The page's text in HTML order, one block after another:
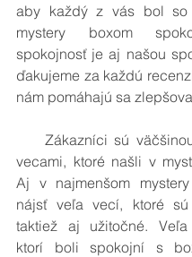
aby každý z vás bol so
mystery boxom
spokojnosť je aj našou
ďakujeme za každú
nám pomáhajú sa
vecami, ktoré našli v
Aj v najmenšom
nájsť veľa vecí, ktoré
taktiež aj užitočné. Veľa
ktorí boli spokojní s